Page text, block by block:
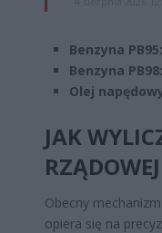
Benzyna PB95:
Benzyna PB98:
Olej
JAK
Obecny
opiera się na